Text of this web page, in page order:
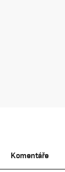
Komentáře